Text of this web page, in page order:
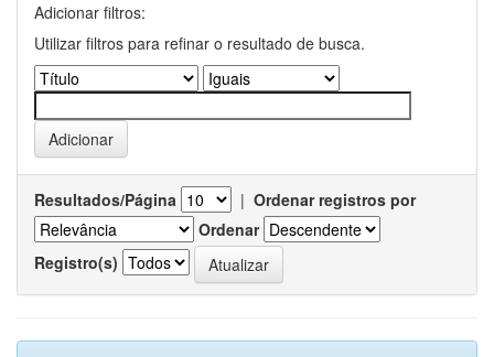
Adicionar filtros:
Utilizar filtros para refinar o resultado de busca.
Resultados/Página | Ordenar registros por
Ordenar
Registro(s)